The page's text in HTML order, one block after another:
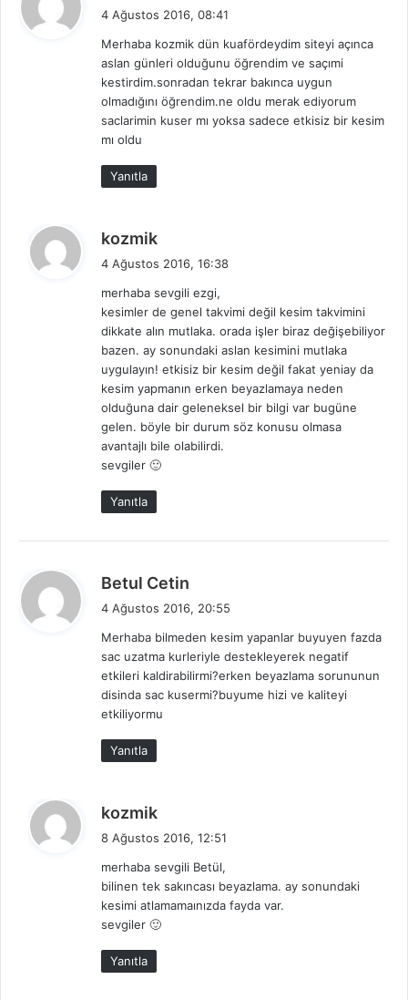
i
k
i
4 Ağustos 2016, 08:41
Merhaba kozmik dün kuafördeydim siteyi açınca
aslan günleri olduğunu öğrendim ve saçımi
kestirdim.sonradan tekrar bakınca uygun
olmadığını öğrendim.ne oldu merak ediyorum
saclarimin kuser mı yoksa sadece etkisiz bir kesim
mı oldu
Yanıtla
kozmik
i
k
i
4 Ağustos 2016, 16:38
merhaba sevgili ezgi,
kesimler de genel takvimi değil kesim takvimini
dikkate alın mutlaka. orada işler biraz değişebiliyor
bazen. ay sonundaki aslan kesimini mutlaka
uygulayın! etkisiz bir kesim değil fakat yeniay da
kesim yapmanın erken beyazlamaya neden
olduğuna dair geleneksel bir bilgi var bugüne
gelen. böyle bir durum söz konusu olmasa
avantajlı bile olabilirdi.
sevgiler 🙂
Yanıtla
Betul Cetin
i
k
i
4 Ağustos 2016, 20:55
Merhaba bilmeden kesim yapanlar buyuyen fazda
sac uzatma kurleriyle destekleyerek negatif
etkileri kaldirabilirmi?erken beyazlama sorununun
disinda sac kusermi?buyume hizi ve kaliteyi
etkiliyormu
Yanıtla
kozmik
i
k
i
8 Ağustos 2016, 12:51
merhaba sevgili Betül,
bilinen tek sakıncası beyazlama. ay sonundaki
kesimi atlamamaınızda fayda var.
sevgiler 🙂
Yanıtla